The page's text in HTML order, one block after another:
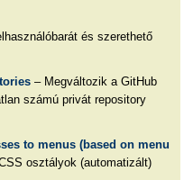
és szerethető
– Megváltozik a GitHub
számú privát repository
to menus (based on menu
osztályok (automatizált)